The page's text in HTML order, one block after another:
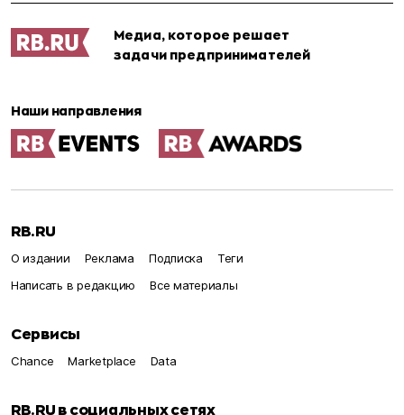
Медиа, которое решает
задачи предпринимателей
Наши направления
RB.RU
О издании Реклама Подписка
Теги
Написать в редакцию
Все материалы
Сервисы
Chance Marketplace Data
RB.RU в социальных сетях